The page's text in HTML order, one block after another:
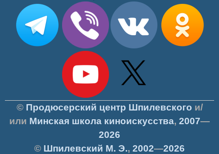
© Продюсерский центр Шпилевского и/
или Минская школа киноискусства, 2007—
2026
© Шпилевский М. Э., 2002—2026